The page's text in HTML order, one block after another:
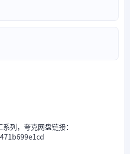
列，夸克网盘链接：